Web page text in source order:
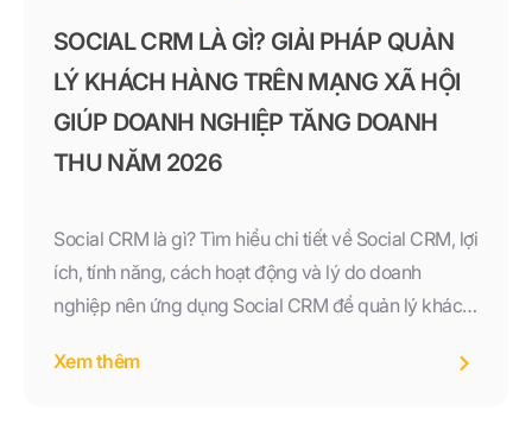
SOCIAL CRM LÀ GÌ? GIẢI PHÁP QUẢN
LÝ KHÁCH HÀNG TRÊN MẠNG XÃ HỘI
GIÚP DOANH NGHIỆP TĂNG DOANH
THU NĂM 2026
Social CRM là gì? Tìm hiểu chi tiết về Social CRM, lợi
ích, tính năng, cách hoạt động và lý do doanh
nghiệp nên ứng dụng Social CRM để quản lý khách
nghiệm khách hàng trong năm 2026.
Xem thêm